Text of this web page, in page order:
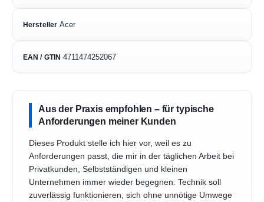
Hersteller Acer
EAN / GTIN 4711474252067
Aus der Praxis empfohlen – für typische
Anforderungen meiner Kunden
Dieses Produkt stelle ich hier vor, weil es zu
Anforderungen passt, die mir in der täglichen Arbeit bei
Privatkunden, Selbstständigen und kleinen
Unternehmen immer wieder begegnen: Technik soll
zuverlässig funktionieren, sich ohne unnötige Umwege